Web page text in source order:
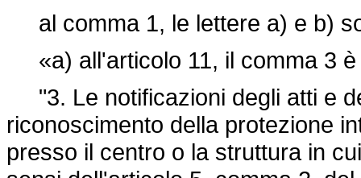
al comma 1, le lettere a) e b)
«a) all'articolo 11, il comma 3 è
"3. Le notificazioni degli atti e
riconoscimento della protezione
presso il centro o la struttura in